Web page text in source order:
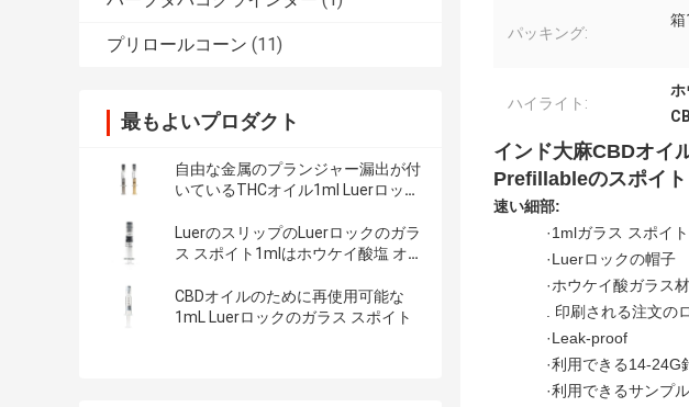
プリロールコーン (11)
最もよいプロダクト
自由な金属のプランジャー漏出が付
いているTHCオイル1ml Luerロック
LuerのスリップのLuerロックのガラ
ス スポイト1mlはホウケイ酸塩 オ
CBDオイルのために再使用可能な
1mL Luerロックのガラス スポイト
パッキング:
箱
ハイライト:
ホ
インド大麻CBDオイ
Prefillableのスポイト
速い細部:
·1mlガラス スポイト
·Luerロックの帽子
·ホウケイ酸ガラス
. 印刷される注文の
·Leak-proof
·利用できる14-24G
·利用できるサンプル